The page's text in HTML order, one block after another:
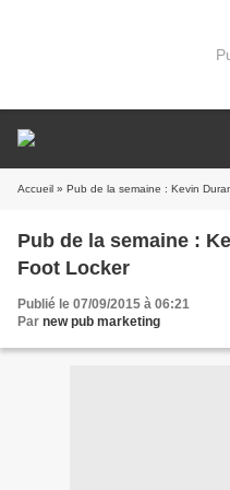
Accueil » Pub de la semaine : Kevin
Pub de la semaine :
Foot Locker
Publié le 07/09/2015 à 06:21
Par new pub marketing